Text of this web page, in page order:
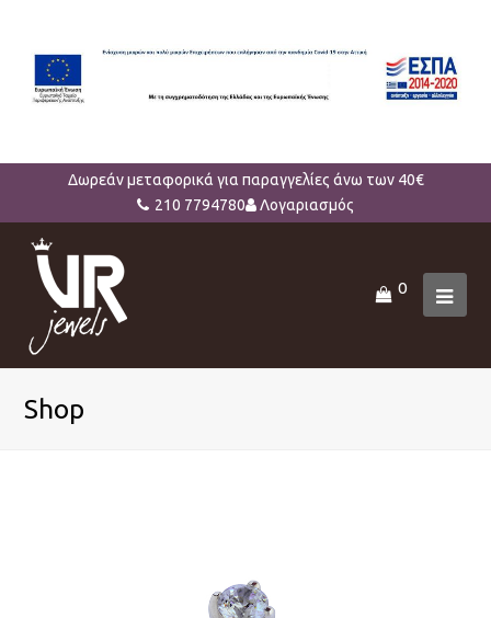
Δωρεάν μεταφορικά για παραγγελίες άνω των 40€
210 7794780
Λογαριασμός
0
Shop